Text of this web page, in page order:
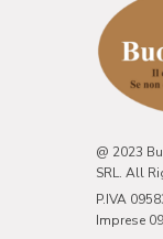
@ 2023
SRL. All
P.IVA
Imprese